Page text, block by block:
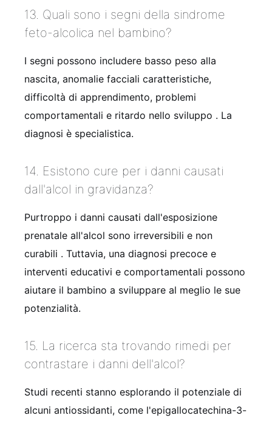
13. Quali sono i segni della sindrome
feto-alcolica nel bambino?
I segni possono includere basso peso alla
nascita, anomalie facciali caratteristiche,
difficoltà di apprendimento, problemi
comportamentali e ritardo nello sviluppo . La
diagnosi è specialistica.
14. Esistono cure per i danni causati
dall'alcol in gravidanza?
Purtroppo i danni causati dall'esposizione
prenatale all'alcol sono irreversibili e non
curabili . Tuttavia, una diagnosi precoce e
interventi educativi e comportamentali possono
aiutare il bambino a sviluppare al meglio le sue
potenzialità.
15. La ricerca sta trovando rimedi per
contrastare i danni dell'alcol?
Studi recenti stanno esplorando il potenziale di
alcuni antiossidanti, come l'epigallocatechina-3-